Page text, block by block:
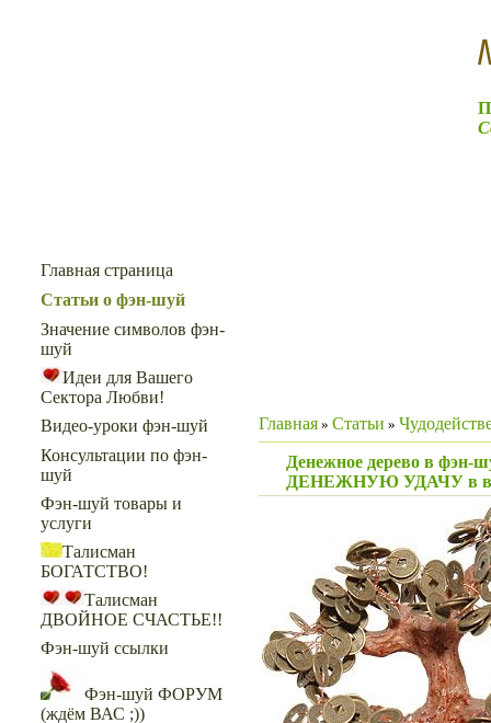
Главная страница
Статьи о фэн-шуй
Значение символов фэн-
шуй
Идеи для Вашего
Сектора Любви!
Видео-уроки фэн-шуй
Консультации по фэн-
шуй
Фэн-шуй товары и
услуги
Талисман
БОГАТСТВО!
Талисман
ДВОЙНОЕ СЧАСТЬЕ!!
Фэн-шуй ссылки
Фэн-шуй ФОРУМ
(ждём ВАС ;))
Главная » Статьи »
Денежное дерево в фэн-
ДЕНЕЖНУЮ УДАЧУ в